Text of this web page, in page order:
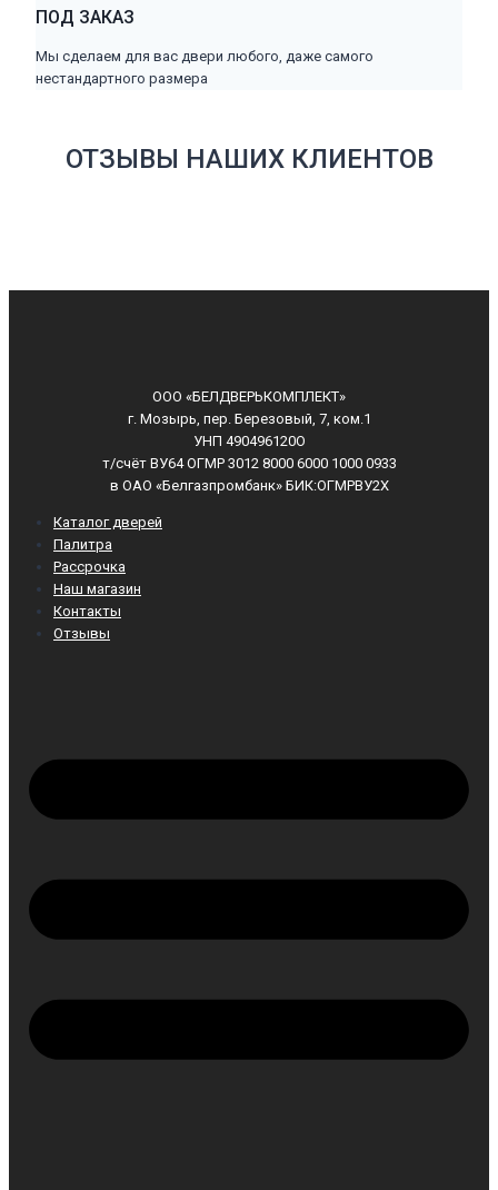
ПОД ЗАКАЗ
Мы сделаем для вас двери любого, даже самого
нестандартного размера
ОТЗЫВЫ НАШИХ КЛИЕНТОВ
ООО «БЕЛДВЕРЬКОМПЛЕКТ»
г. Мозырь, пер. Березовый, 7, ком.1
УНП 490496120О
т/счёт ВУ64 ОГМР 3012 8000 6000 1000 0933
в ОАО «Белгазпромбанк» БИК:ОГМРВУ2Х
Каталог дверей
Палитра
Рассрочка
Наш магазин
Контакты
Отзывы